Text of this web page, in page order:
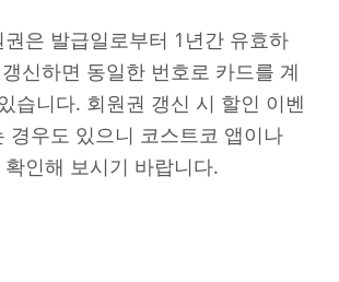
권은 발급일로부터 1년간 유효하
신하면 동일한 번호로 카드를 계
습니다. 회원권 갱신 시 할인 이벤
경우도 있으니 코스트코 앱이나
인해 보시기 바랍니다.